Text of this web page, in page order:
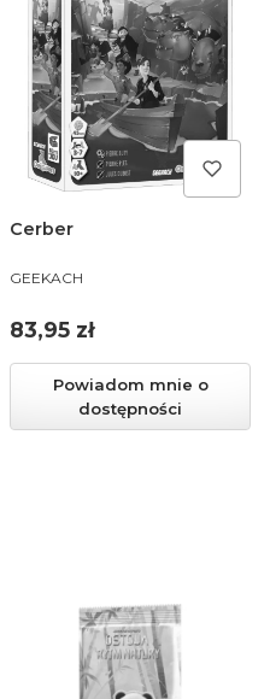
Cerber
PRODUCENT
GEEKACH
Cena
83,95 zł
Powiadom mnie o
dostępności